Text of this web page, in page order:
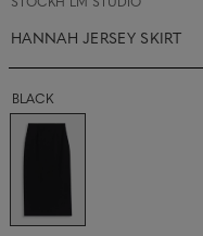
HANNAH JERSEY SKIRT
BLACK